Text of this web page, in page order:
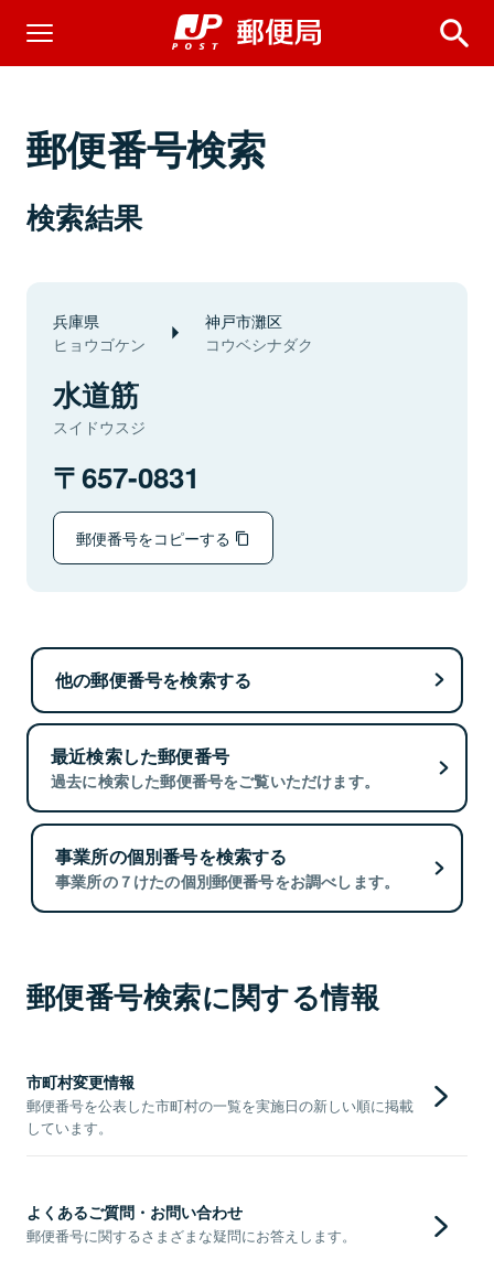
郵便番号検索
検索結果
兵庫県
ヒョウゴケン
神戸市灘区
コウベシナダク
水道筋
スイドウスジ
657-0831
郵便番号をコピーする
他の郵便番号を検索する
最近検索した郵便番号
過去に検索した郵便番号をご覧いただけます。
事業所の個別番号を検索する
事業所の７けたの個別郵便番号をお調べします。
郵便番号検索に関する情報
市町村変更情報
郵便番号を公表した市町村の一覧を実施日の新しい順に掲載
しています。
よくあるご質問・お問い合わせ
郵便番号に関するさまざまな疑問にお答えします。